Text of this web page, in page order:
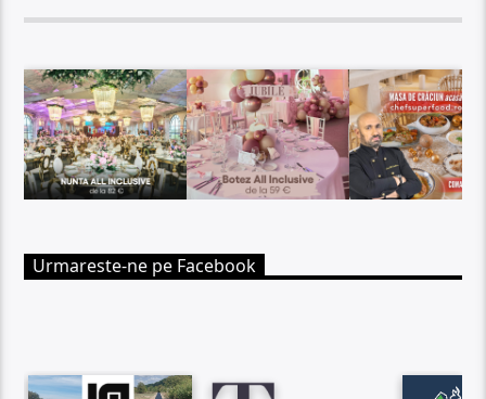
Urmareste-ne pe Facebook